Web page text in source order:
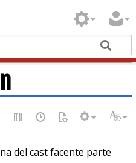
del cast facente parte